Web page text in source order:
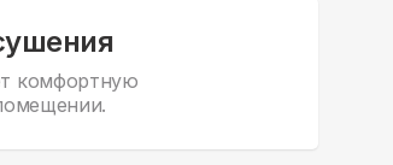
комфортную